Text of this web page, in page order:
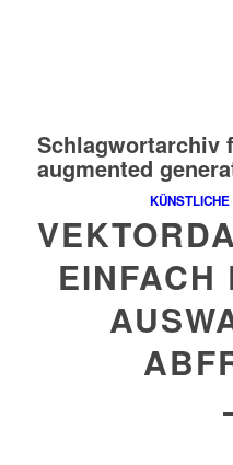
Schlagwortarchiv
augmented
EINFACH